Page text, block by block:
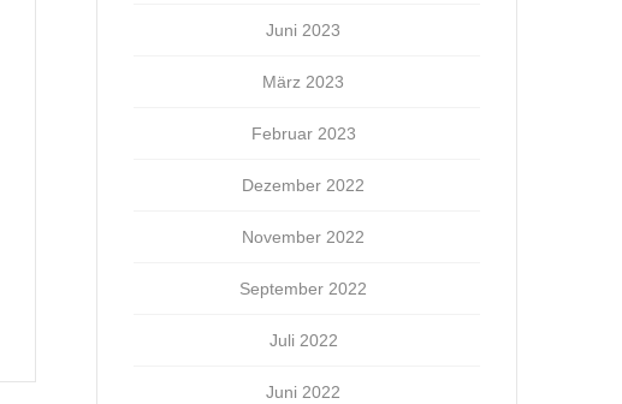
Juni 2023
März 2023
Februar 2023
Dezember 2022
November 2022
September 2022
Juli 2022
Juni 2022